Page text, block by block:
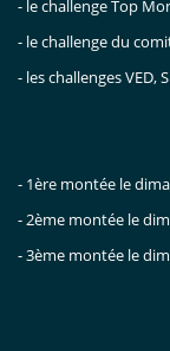
- le challenge Top
- le challenge du
- les challenges VED,
- 1ère montée le
- 2ème montée le
- 3ème montée le